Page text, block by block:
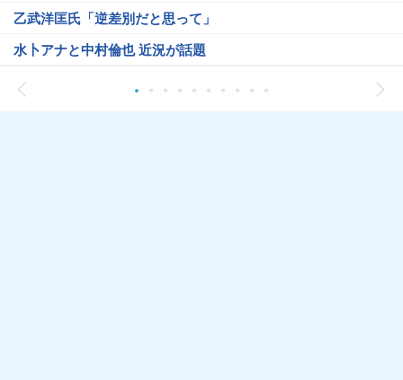
乙武洋匡氏「逆差別だと思って」
水卜アナと中村倫也 近況が話題